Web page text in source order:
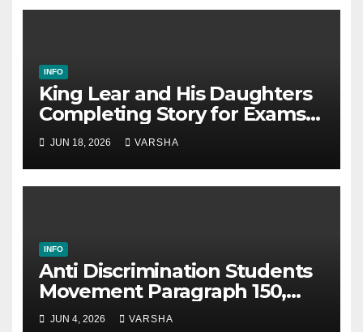
INFO
King Lear and His Daughters
Completing Story for Exams
(Class 6 to SSC)
JUN 18, 2026 VARSHA
INFO
Anti Discrimination Students
Movement Paragraph 150,
200, 250 Words
JUN 4, 2026 VARSHA